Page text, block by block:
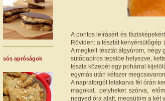
A pontos leírásért és
Röviden: a tésztát kenyérsütőgép
A megkelt tésztát átgyúrom, négy
sütőpapíros tepsibe helyezve,
tészta közepét egy pohárral
egymás után kétszer
A napraforgót letakarva fél órán
magokat, pelyheket szórva,
negyed óra alatt, megsütöm a két
sós apróságok